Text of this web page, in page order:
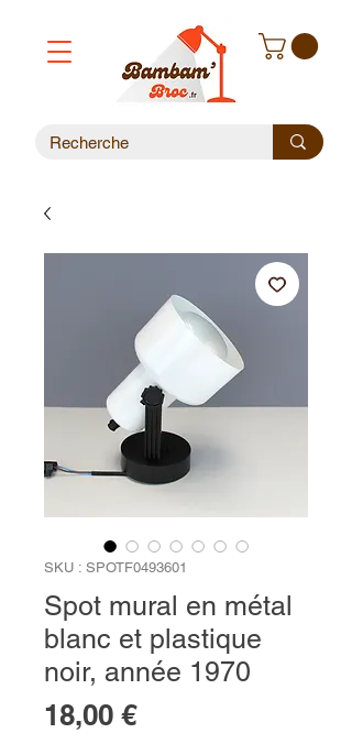
SKU : SPOTF0493601
Spot mural en métal
blanc et plastique
noir, année 1970
18,00 €Prix